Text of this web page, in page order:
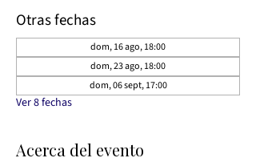
Otras fechas
dom, 16 ago, 18:00
dom, 23 ago, 18:00
dom, 06 sept, 17:00
Ver 8 fechas
Acerca del evento